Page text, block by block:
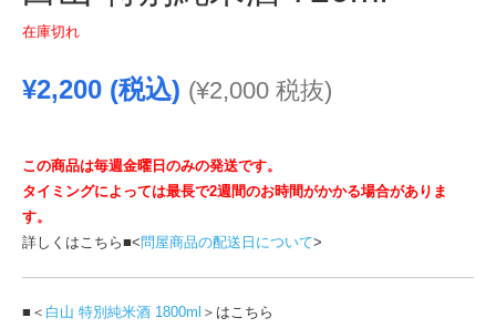
在庫切れ
¥2,200 (税込) (¥2,000 税抜)
この商品は毎週金曜日のみの発送です。
タイミングによっては最長で2週間のお時間がかかる場合がありま
す。
詳しくはこちら■<問屋商品の配送日について>
■＜ 白山 特別純米酒 1800ml ＞はこちら